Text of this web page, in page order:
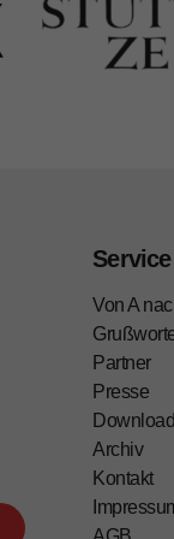
Service
Von A
Partner
Presse
Archiv
Kontakt